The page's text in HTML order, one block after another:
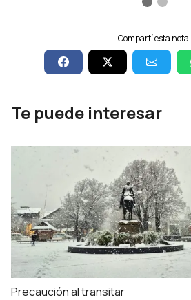
Compartí esta nota:
Te puede interesar
Precaución al transitar